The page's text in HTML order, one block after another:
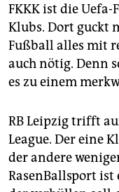
epaper login
FKKK ist die
Klubs. Dort guckt
Fußball alles mit
auch nötig. Denn
es zu einem
RB Leipzig trifft
League. Der eine
der andere
RasenBallsport ist